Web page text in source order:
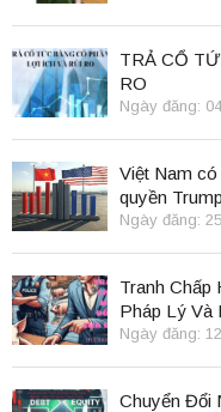
TRẢ CỔ
RO
Ngày đăng:
Việt Nam có
quyền
Ngày đăng:
Tranh
Pháp Lý Và
Ngày đăng:
Chuyển Đổi